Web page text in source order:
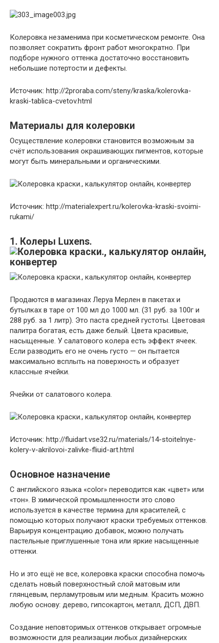
Колеровка незаменима при косметическом ремонте. Она
позволяет сократить фронт работ многократно. При
подборе нужного оттенка достаточно восстановить
небольшие потертости и дефекты.
Источник: http://2proraba.com/steny/kraska/kolerovka-
kraski-tablica-cvetov.html
Материалы для колеровки
Осуществление колеровки становится возможным за
счёт использования окрашивающих пигментов, которые
могут быть минеральными и органическими.
Источник: http://materialexpert.ru/kolerovka-kraski-svoimi-
rukami/
1. Колеры Luxens.
Продаются в магазинах Леруа Мерлен в пакетах и
бутылках в таре от 100 мл до 1000 мл. (31 руб. за 100г и
288 руб. за 1 литр). Это паста средней густоты. Цветовая
палитра богатая, есть даже белый. Цвета красивые,
насыщенные. У салатового колера есть эффект ячеек.
Если разводить его не очень густо — он пытается
максимально всплыть на поверхность и образует
классные ячейки.
Ячейки от салатового колера.
Источник: http://fluidart.vse32.ru/materials/14-stoitelnye-
kolery-v-akrilovoi-zalivke-fliuid-art.html
Основное назначение
С английского языка «color» переводится как «цвет» или
«тон». В химической промышленности это слово
используется в качестве термина для красителей, с
помощью которых получают краски требуемых оттенков.
Варьируя концентрацию добавок, можно получать
пастельные приглушенные тона или яркие насыщенные
оттенки.
Но и это ещё не все, колеровка краски способна помочь
сделать новый поверхностный слой матовым или
глянцевым, перламутровым или медным. Красить можно
любую основу: дерево, гипсокартон, металл, ДСП, ДВП.
Создание неповторимых оттенков открывает огромные
возможности для реализации любых дизайнерских